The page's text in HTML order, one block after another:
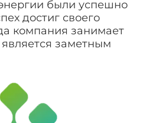
были успешно
достиг своего
компания занимает
заметным